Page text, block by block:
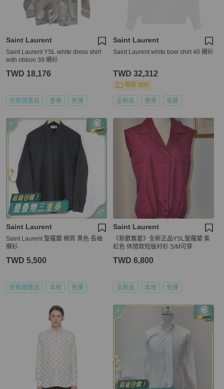
Saint Laurent
Saint Laurent YSL white dress shirt
with ribbon 39 襯衫
TWD 18,176
近新閒置品 香港 免運
Saint Laurent
Saint Laurent white bow shirt 40 襯衫
TWD 32,312
現折 800
全新品 香港 免運
Saint Laurent
Saint Laurent 聖羅蘭 棉質 黑色 長袖
襯衫
TWD 5,500
近新閒置品 本地 免運
Saint Laurent
《新歡舊愛》全新正品YSL聖羅蘭 紫
紅色 休閒款短版衬衫 S/M可穿
TWD 6,800
全新品 本地 免運